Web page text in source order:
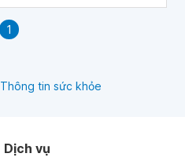
1
Thông tin sức khỏe
Dịch vụ